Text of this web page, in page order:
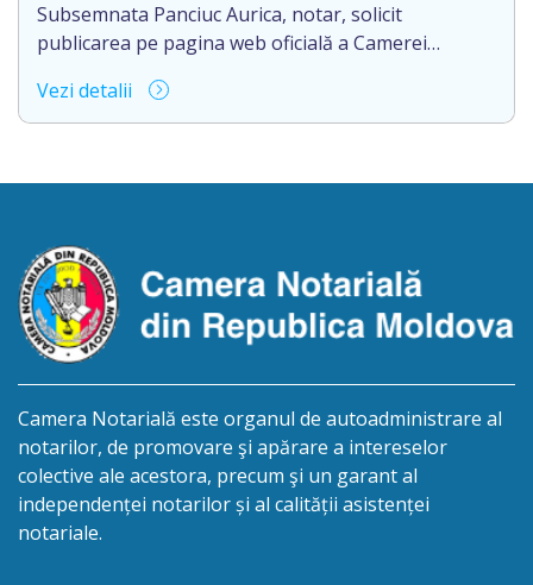
Subsemnata Panciuc Aurica, notar, solicit
publicarea pe pagina web oficială a Camerei
deschiderea procedurii succesorale cu următorul
conținut: Informație privind deschiderea procedurii
biroului la adresa: R.Moldova, or.Sîngerei,
procedurii succesorale în urma decesului
cet.Dumbrava Nadejda, cetățeană moldoveană, a.n.
20 aprilie […]
Vezi detalii
Camera Notarială este organul de autoadministrare al
notarilor, de promovare şi apărare a intereselor
colective ale acestora, precum şi un garant al
independenței notarilor și al calității asistenței
notariale.